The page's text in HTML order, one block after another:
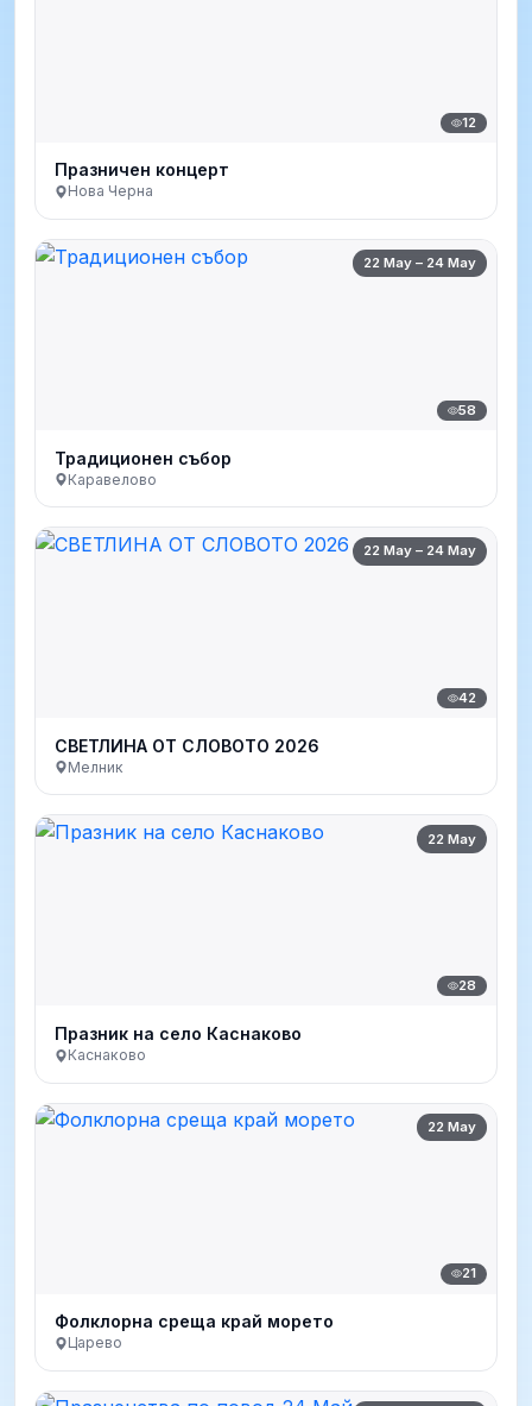
12
Празничен концерт
Нова Черна
22 May – 24 May
58
Традиционен събор
Каравелово
22 May – 24 May
42
СВЕТЛИНА ОТ СЛОВОТО 2026
Мелник
22 May
28
Празник на село Каснаково
Каснаково
22 May
21
Фолклорна среща край морето
Царево